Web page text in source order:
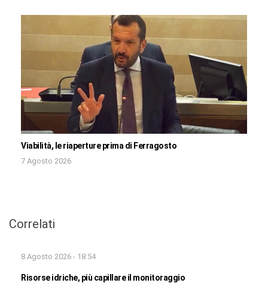
Viabilità, le riaperture prima di Ferragosto
7 Agosto 2026
Correlati
8 Agosto 2026 - 18:54
Risorse idriche, più capillare il monitoraggio